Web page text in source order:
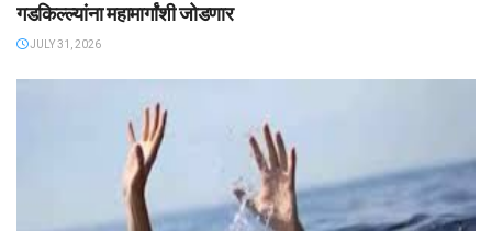
गडकिल्ल्यांना महामार्गांशी जोडणार
JULY 31, 2026